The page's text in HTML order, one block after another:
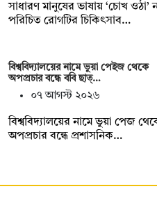
সাধারণ মানুষের ভাষায় ‘চোখ ওঠা’
পরিচিত রোগটির চিকিৎসাব…
বিশ্ববিদ্যালয়ের নামে ভুয়া পেইজ থেকে
অপপ্রচার বন্ধে ববি ছাত্…
০৭ আগস্ট ২০২৬
বিশ্ববিদ্যালয়ের নামে ভুয়া পেজ
অপপ্রচার বন্ধে প্রশাসনিক…